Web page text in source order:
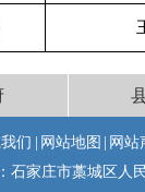
们 | 网站地图 | 网站
石家庄市藁城区人